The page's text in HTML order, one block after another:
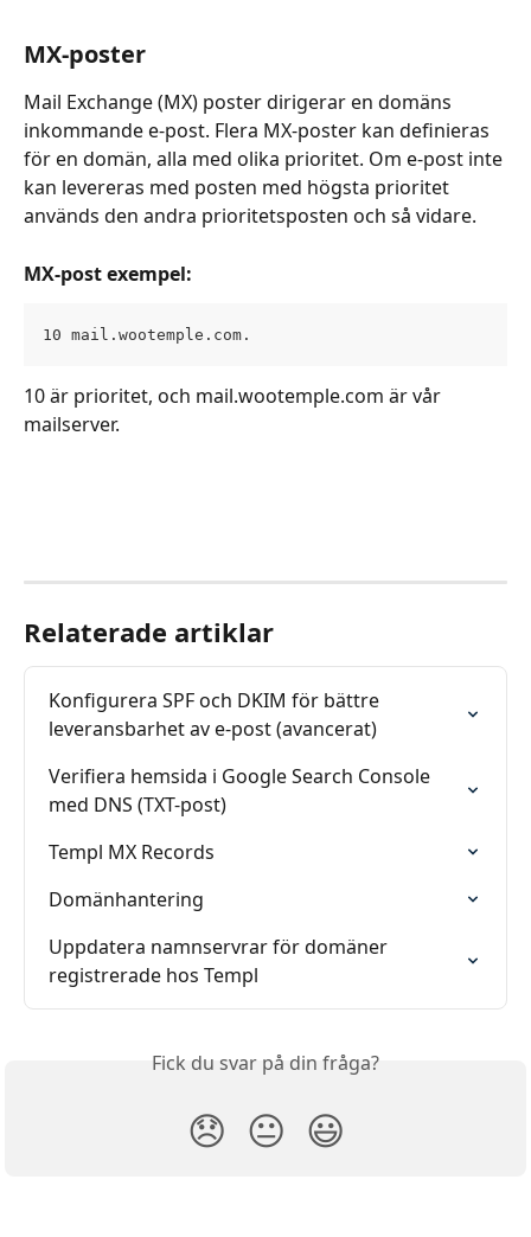
MX-poster
Mail Exchange (MX) poster dirigerar en domäns
inkommande e-post. Flera MX-poster kan definieras
för en domän, alla med olika prioritet. Om e-post inte
kan levereras med posten med högsta prioritet
används den andra prioritetsposten och så vidare.
MX-post exempel:
10 mail.wootemple.com.
10 är prioritet, och mail.wootemple.com är vår
mailserver.
Relaterade artiklar
Konfigurera SPF och DKIM för bättre
leveransbarhet av e-post (avancerat)
Verifiera hemsida i Google Search Console
med DNS (TXT-post)
Templ MX Records
Domänhantering
Uppdatera namnservrar för domäner
registrerade hos Templ
Fick du svar på din fråga?
😞 😐 😃